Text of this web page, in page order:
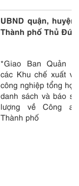
UBND quận, huyện,
Thành phố Thủ Đức
*Giao Ban Quản lý
các Khu chế xuất và
công nghiệp tổng hợp
danh sách và báo số
lượng về Công an
Thành phố